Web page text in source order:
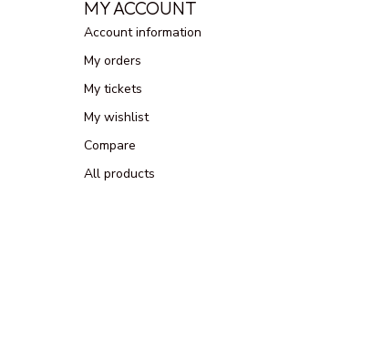
MY ACCOUNT
Account information
My orders
My tickets
My wishlist
Compare
All products